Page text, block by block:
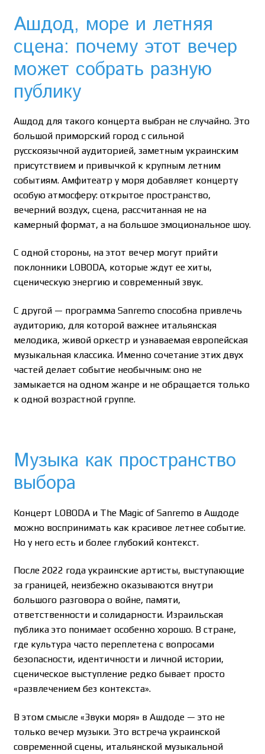
Ашдод, море и летняя
сцена: почему этот вечер
может собрать разную
публику
Ашдод для такого концерта выбран не случайно. Это
большой приморский город с сильной
русскоязычной аудиторией, заметным украинским
присутствием и привычкой к крупным летним
событиям. Амфитеатр у моря добавляет концерту
особую атмосферу: открытое пространство,
вечерний воздух, сцена, рассчитанная не на
камерный формат, а на большое эмоциональное шоу.
С одной стороны, на этот вечер могут прийти
поклонники LOBODA, которые ждут ее хиты,
сценическую энергию и современный звук.
С другой — программа Sanremo способна привлечь
аудиторию, для которой важнее итальянская
мелодика, живой оркестр и узнаваемая европейская
музыкальная классика. Именно сочетание этих двух
частей делает событие необычным: оно не
замыкается на одном жанре и не обращается только
к одной возрастной группе.
Музыка как пространство
выбора
Концерт LOBODA и The Magic of Sanremo в Ашдоде
можно воспринимать как красивое летнее событие.
Но у него есть и более глубокий контекст.
После 2022 года украинские артисты, выступающие
за границей, неизбежно оказываются внутри
большого разговора о войне, памяти,
ответственности и солидарности. Израильская
публика это понимает особенно хорошо. В стране,
где культура часто переплетена с вопросами
безопасности, идентичности и личной истории,
сценическое выступление редко бывает просто
«развлечением без контекста».
В этом смысле «Звуки моря» в Ашдоде — это не
только вечер музыки. Это встреча украинской
современной сцены, итальянской музыкальной